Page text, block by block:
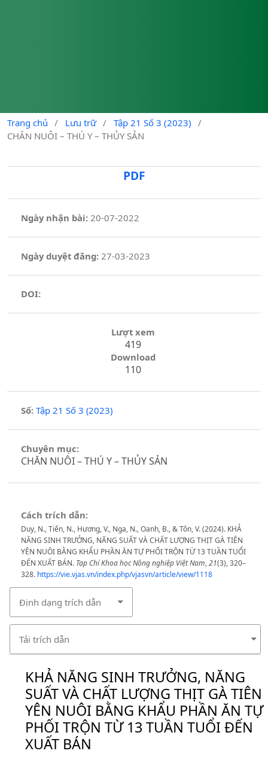
Trang chủ / Lưu trữ / Tập 21 Số 3 (2023)
/
CHĂN NUÔI – THÚ Y – THỦY SẢN
PDF
Ngày nhận bài: 20-07-2022
Ngày duyệt đăng:27-03-2023
DOI:
Lượt xem
419
Download
110
Số: Tập 21 Số 3 (2023)
Chuyên mục:
CHĂN NUÔI – THÚ Y – THỦY SẢN
Cách trích dẫn:
Duy, N., Tiến, N., Hương, V., Nga, N., Oanh, B., & Tôn, V. (2024). KHẢ
NĂNG SINH TRƯỞNG, NĂNG SUẤT VÀ CHẤT LƯỢNG THỊT GÀ TIÊN
YÊN NUÔI BẰNG KHẨU PHẦN ĂN TỰ PHỐI TRỘN TỪ 13 TUẦN TUỔI
ĐẾN XUẤT BÁN. Tạp Chí Khoa học Nông nghiệp Việt Nam,21(3), 320–
328. https://vie.vjas.vn/index.php/vjasvn/article/view/1118
Định dạng trích dẫn
Tải trích dẫn
KHẢ NĂNG SINH TRƯỞNG, NĂNG
SUẤT VÀ CHẤT LƯỢNG THỊT GÀ TIÊN
YÊN NUÔI BẰNG KHẨU PHẦN ĂN TỰ
PHỐI TRỘN TỪ 13 TUẦN TUỔI ĐẾN
XUẤT BÁN